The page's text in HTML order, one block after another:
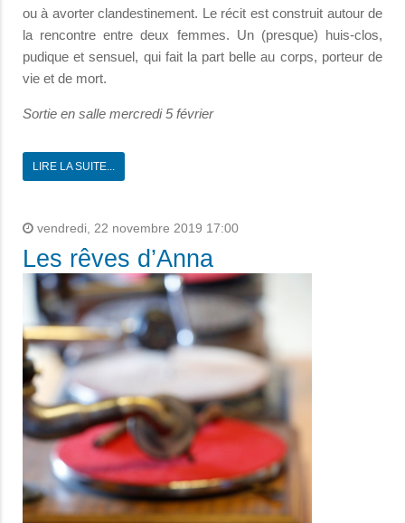
ou à avorter clandestinement. Le récit est construit autour de
la rencontre entre deux femmes. Un (presque) huis-clos,
pudique et sensuel, qui fait la part belle au corps, porteur de
vie et de mort.
Sortie en salle mercredi 5 février
LIRE LA SUITE...
vendredi, 22 novembre 2019 17:00
Les rêves d’Anna